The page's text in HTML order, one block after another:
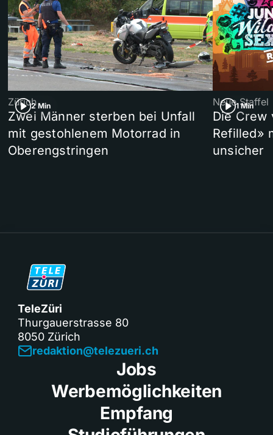
2 Min
Zürich
Zwei Männer sterben bei Unfall
mit gestohlenem Motorrad in
Oberengstringen
1 Min
Neue Staffel
Die Crew
Refilled»
unsicher
TeleZüri
Thurgauerstrasse 80
8050 Zürich
redaktion@telezueri.ch
Jobs
Werbemöglichkeiten
Empfang